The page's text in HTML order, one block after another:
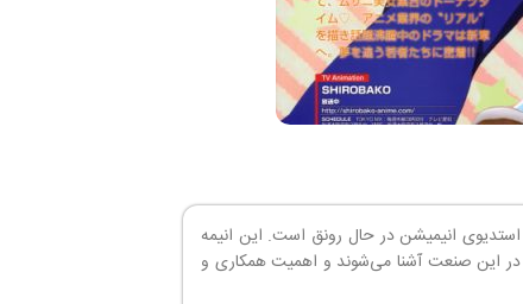
انیمیشن در حال رونق است. این انیمه
در این صنعت آشنا می‌شوند و اهمیت همکاری و